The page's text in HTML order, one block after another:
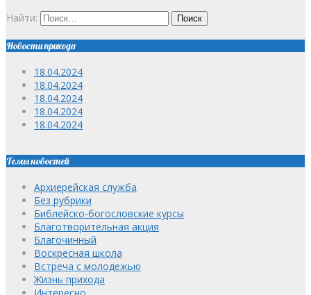
Найти:
Новости прихода
18.04.2024
18.04.2024
18.04.2024
18.04.2024
18.04.2024
Темы новостей
Архиерейская служба
Без рубрики
Библейско-богословские курсы
Благотворительная акция
Благочинный
Воскресная школа
Встреча с молодежью
Жизнь прихода